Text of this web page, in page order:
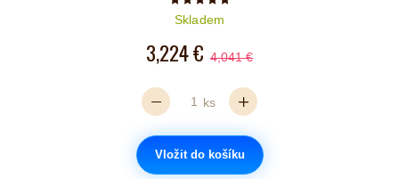
Počet hvězdiček je 5 z 5
Skladem
3,224 € 4,041 €
ks
Vložit do košíku